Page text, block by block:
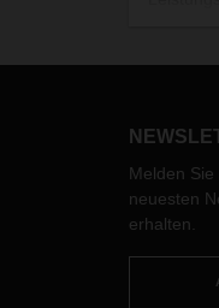
Stand
Melden
neuesten
erhalten.